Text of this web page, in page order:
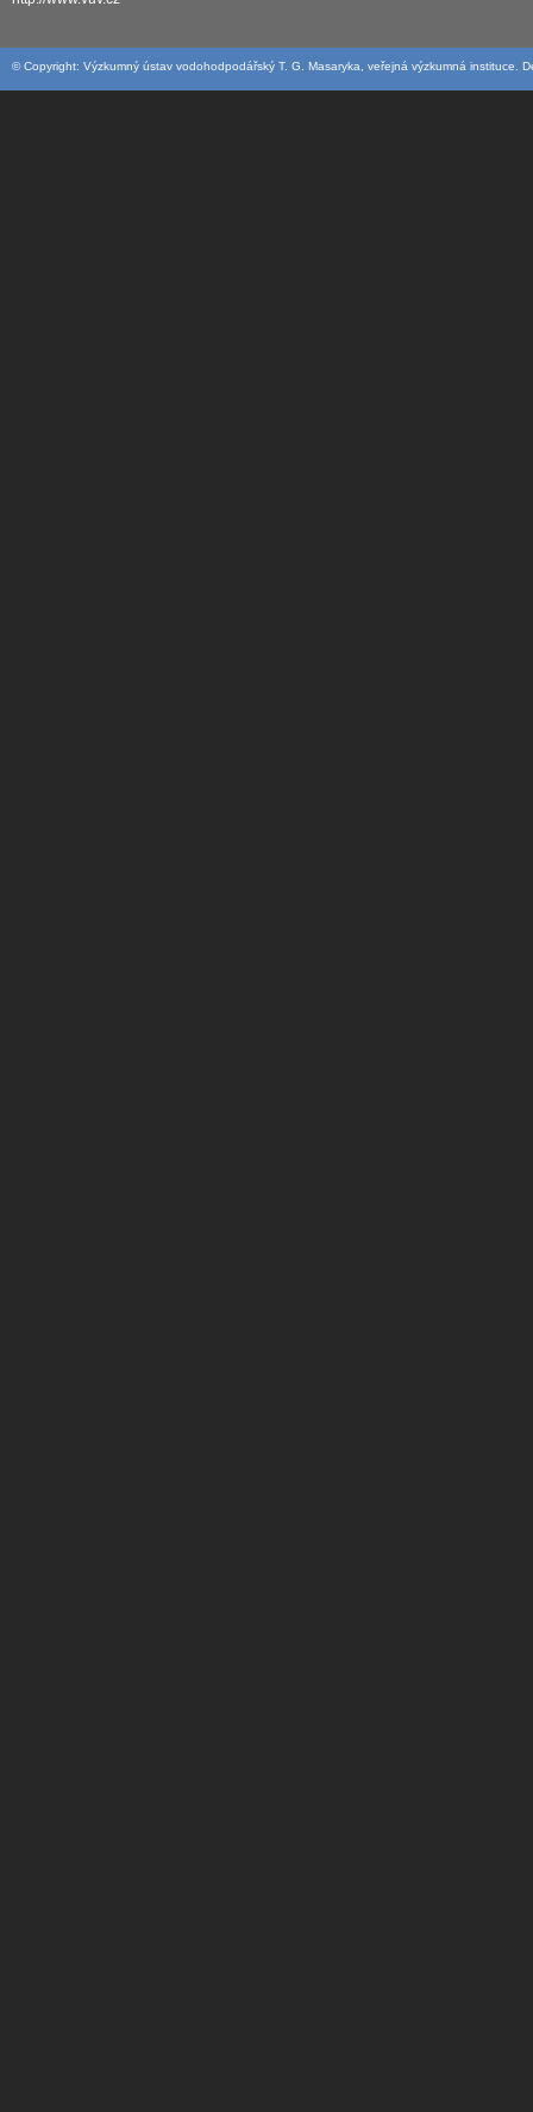
© Copyright: Výzkumný ústav vodohodpodářský T. G. Masaryka, veřejná výzkumná instituce.